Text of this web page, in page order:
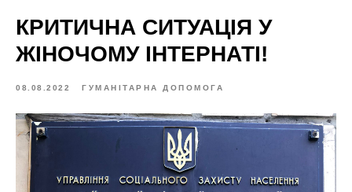
КРИТИЧНА СИТУАЦІЯ У
ЖІНОЧОМУ ІНТЕРНАТІ!
08.08.2022 ГУМАНІТАРНА ДОПОМОГА